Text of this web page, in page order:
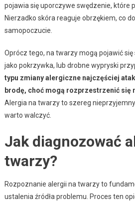
pojawia się uporczywe swędzenie, które
Nierzadko skóra reaguje obrzękiem, co
samopoczucie.
Oprócz tego, na twarzy mogą pojawić
jako pokrzywka, lub drobne wypryski
typu zmiany alergiczne najczęściej
brodę, choć mogą rozprzestrzenić się
Alergia na twarzy to szereg
warto walczyć.
Jak diagnozować
twarzy?
Rozpoznanie alergii na twarzy to
ustalenia źródła problemu. Proces ten